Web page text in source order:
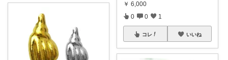
￥ 6,000
0 0 1
コレ いいね